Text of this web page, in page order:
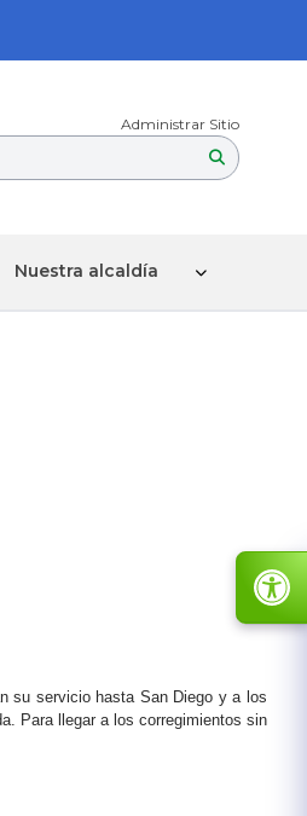
Administrar Sitio
Nuestra alcaldía
su servicio hasta San Diego y a los
Para llegar a los corregimientos sin